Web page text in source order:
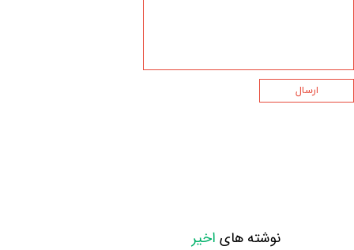
ارسال
نوشته های اخیر